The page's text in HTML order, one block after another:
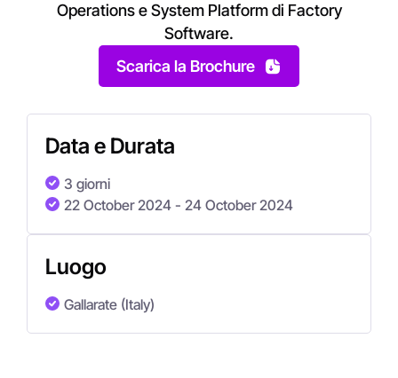
Operations e System Platform di Factory
Software.
Scarica la Brochure
Data e Durata
3 giorni
22 October 2024 - 24 October 2024
Luogo
Gallarate (Italy)